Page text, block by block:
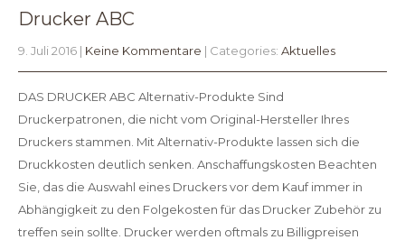
Drucker ABC
9. Juli 2016 | Keine Kommentare | Categories: Aktuelles
DAS DRUCKER ABC Alternativ-Produkte Sind
Druckerpatronen, die nicht vom Original-Hersteller Ihres
Druckers stammen. Mit Alternativ-Produkte lassen sich die
Druckkosten deutlich senken. Anschaffungskosten Beachten
Sie, das die Auswahl eines Druckers vor dem Kauf immer in
Abhängigkeit zu den Folgekosten für das Drucker Zubehör zu
treffen sein sollte. Drucker werden oftmals zu Billigpreisen